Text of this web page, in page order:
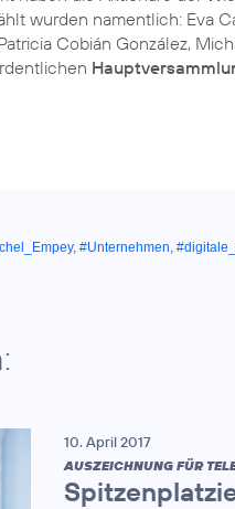
wurden namentlich: Eva
Cobián González,
, #Unternehmen,
10. April 2017
AUSZEICHNUNG FÜR